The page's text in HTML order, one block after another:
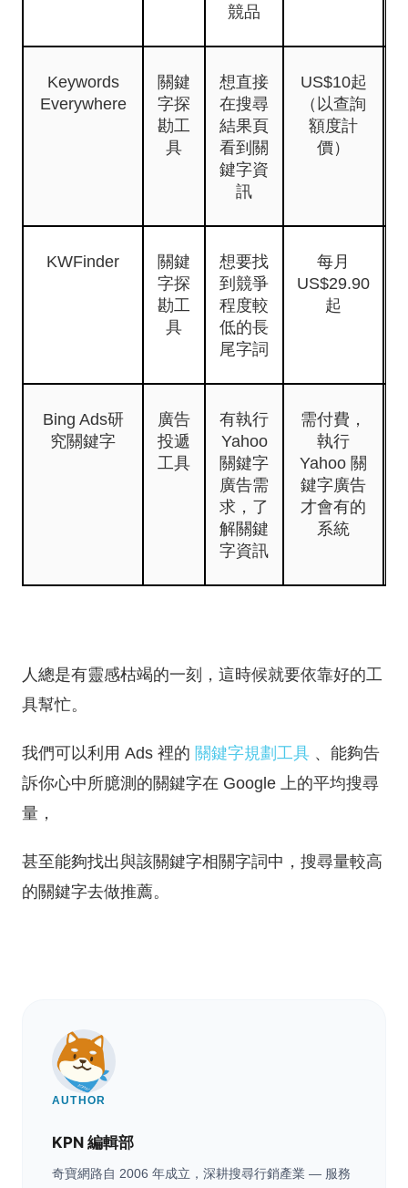
競品
Keywords
Everywhere
關鍵
字探
勘工
具
想直接
在搜尋
結果頁
看到關
鍵字資
訊
US$10起
（以查詢
額度計
價）
KWFinder
關鍵
字探
勘工
具
想要找
到競爭
程度較
低的長
尾字詞
每月
US$29.90
起
Bing Ads研
究關鍵字
廣告
投遞
工具
有執行
Yahoo
關鍵字
廣告需
求，了
解關鍵
字資訊
需付費，
執行
Yahoo 關
鍵字廣告
才會有的
系統
人總是有靈感枯竭的一刻，這時候就要依靠好的工
具幫忙。
我們可以利用 Ads 裡的 關鍵字規劃工具 、能夠告
訴你心中所臆測的關鍵字在 Google 上的平均搜尋
量，
甚至能夠找出與該關鍵字相關字詞中，搜尋量較高
的關鍵字去做推薦。
AUTHOR
KPN 編輯部
奇寶網路自 2006 年成立，深耕搜尋行銷產業 — 服務